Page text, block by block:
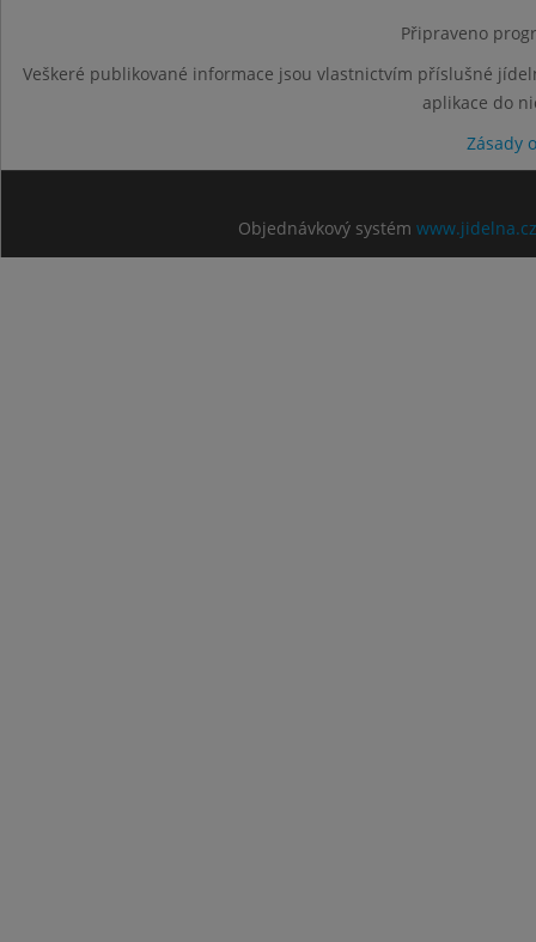
Připraveno
Veškeré publikované informace jsou vlastnictvím příslušné
aplikace do
Zásady
Objednávkový systém www.jidelna.cz